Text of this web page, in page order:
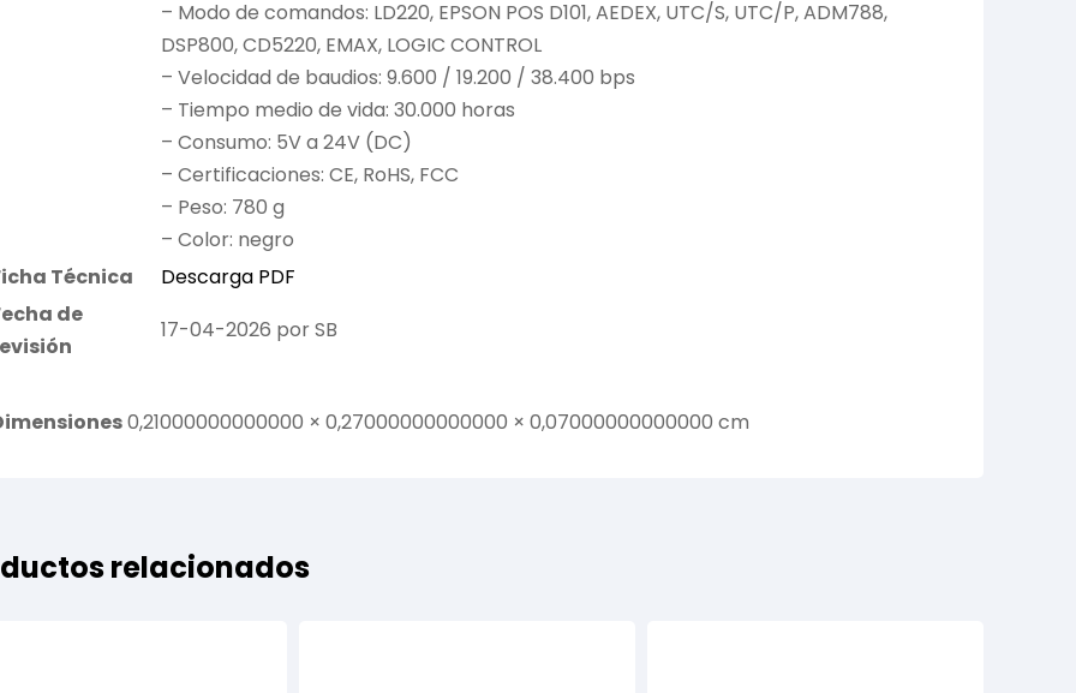
– Modo de comandos: LD220, EPSON POS D101, AEDEX, UTC/S, UTC/P, ADM788,
DSP800, CD5220, EMAX, LOGIC CONTROL
– Velocidad de baudios: 9.600 / 19.200 / 38.400 bps
– Tiempo medio de vida: 30.000 horas
– Consumo: 5V a 24V (DC)
– Certificaciones: CE, RoHS, FCC
– Peso: 780 g
– Color: negro
Técnica
Descarga PDF
de
17-04-2026 por SB
0,21000000000000 × 0,27000000000000 × 0,07000000000000 cm
relacionados